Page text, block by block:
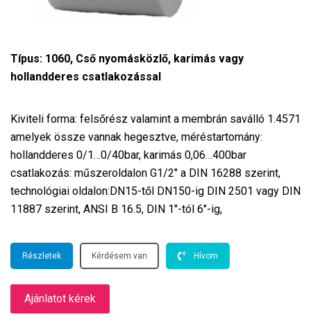
Típus: 1060, Cső nyomásközlő, karimás vagy
hollandderes csatlakozással
Kiviteli forma: felsőrész valamint a membrán saválló 1.4571
amelyek össze vannak hegesztve, méréstartomány:
hollandderes 0/1…0/40bar, karimás 0,06…400bar
csatlakozás: műszeroldalon G1/2″ a DIN 16288 szerint,
technológiai oldalon:DN15-től DN150-ig DIN 2501 vagy DIN
11887 szerint, ANSI B 16.5, DIN 1″-tól 6″-ig,
Részletek Kérdésem van Hívom
Ajánlatot kérek